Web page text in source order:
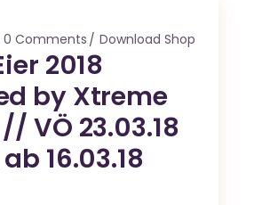
0 Comments Download Shop
2018
by Xtreme
VÖ 23.03.18
16.03.18